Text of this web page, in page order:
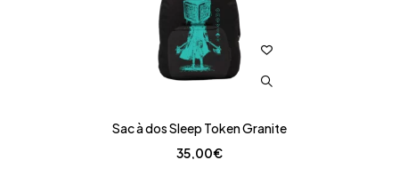
Sac à dos Sleep Token Granite
35,00€